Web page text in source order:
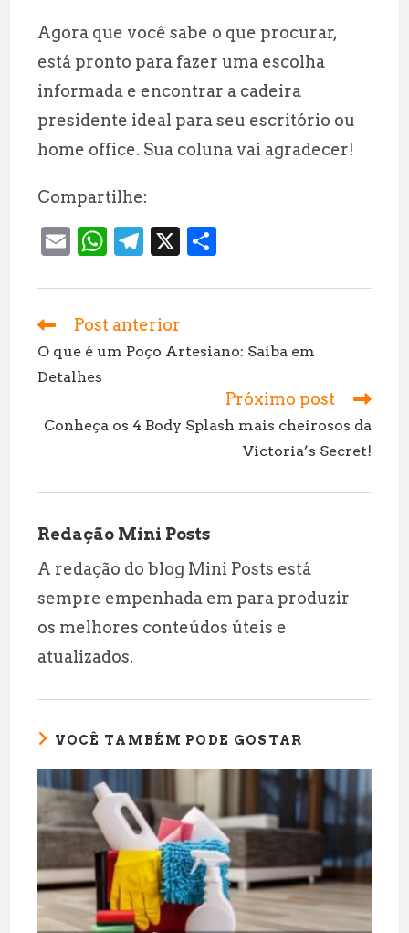
Agora que você sabe o que procurar,
está pronto para fazer uma escolha
informada e encontrar a cadeira
presidente ideal para seu escritório ou
home office. Sua coluna vai agradecer!
Compartilhe:
E
ai
l
W
at
s
A
p
T
e
g
r
m
X
a
e
Leia
artigos
Post anterior
O que é um Poço Artesiano: Saiba em
Detalhes
Próximo post
Conheça os 4 Body Splash mais cheirosos da
Victoria’s Secret!
Redação Mini Posts
A redação do blog Mini Posts está
sempre empenhada em para produzir
os melhores conteúdos úteis e
atualizados.
VOCÊ TAMBÉM PODE GOSTAR